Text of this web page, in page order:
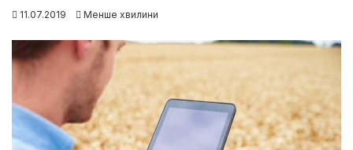
11.07.2019 Менше хвилини